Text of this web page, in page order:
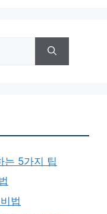
는 5가지 팁
법